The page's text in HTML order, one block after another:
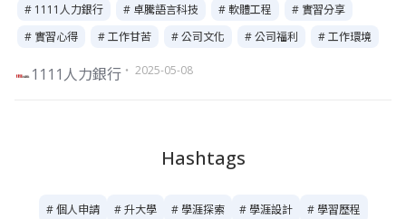
# 1111人力銀行 # 卓騰語言科技 # 軟體工程
# 實習分享
# 實習心得
# 工作甘苦 # 公司文化 # 公司福利 # 工作環境
1111人力銀行 ・ 2025-05-08
Hashtags
# 個人申請 # 升大學 # 學涯探索 # 學涯設計 # 學習歷程